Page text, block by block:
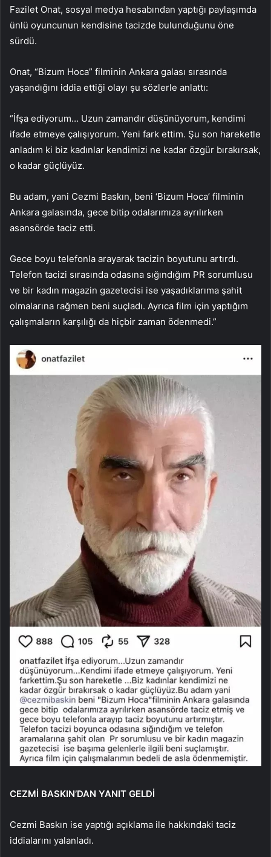
Fazilet Onat, sosyal medya hesabından yaptığı paylaşımda
ünlü oyuncunun kendisine tacizde bulunduğunu öne
sürdü.
Onat, “Bizum Hoca” filminin Ankara galası sırasında
yaşandığını iddia ettiği olayı şu sözlerle anlattı:
“İfşa ediyorum… Uzun zamandır düşünüyorum, kendimi
ifade etmeye çalışıyorum. Yeni fark ettim. Şu son hareketle
anladım ki biz kadınlar kendimizi ne kadar özgür bırakırsak,
o kadar güçlüyüz.
Bu adam, yani Cezmi Baskın, beni ‘Bizum Hoca’ filminin
Ankara galasında, gece bitip odalarımıza ayrılırken
asansörde taciz etti.
Gece boyu telefonla arayarak tacizin boyutunu artırdı.
Telefon tacizi sırasında odasına sığındığım PR sorumlusu
ve bir kadın magazin gazetecisi ise yaşadıklarıma şahit
olmalarına rağmen beni suçladı. Ayrıca film için yaptığım
çalışmaların karşılığı da hiçbir zaman ödenmedi.”
CEZMİ BASKIN’DAN YANIT GELDİ
Cezmi Baskın ise yaptığı açıklama ile hakkındaki taciz
iddialarını yalanladı.